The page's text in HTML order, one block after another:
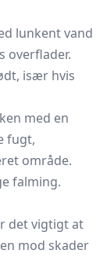
lunkent vand
overflader.
især hvis
med en
fugt,
område.
falming.
det vigtigt at
mod skader